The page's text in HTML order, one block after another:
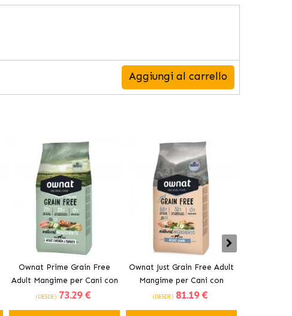
Aggiungi al carrello
Ownat Prime Grain Free
Adult Mangime per Cani con
Pollo e Tacchino
(DESDE) 73.29 €
Ownat Just Grain Free Adult
Mangime per Cani con
Agnello
(DESDE) 81.19 €